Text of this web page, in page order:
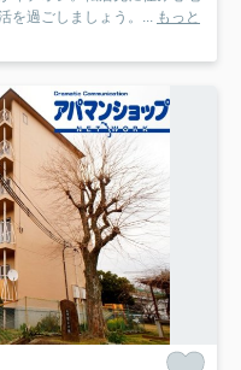
を過ごしましょう。... もっと